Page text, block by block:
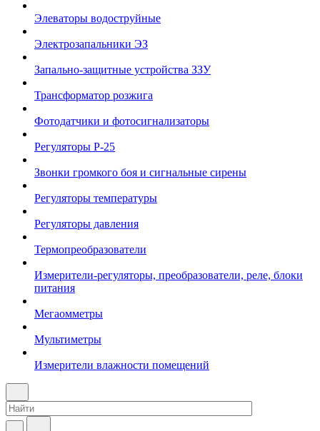
Элеваторы водоструйные
Электрозапальники ЭЗ
Запально-защитные устройства ЗЗУ
Трансформатор розжига
Фотодатчики и фотосигнализаторы
Регуляторы Р-25
Звонки громкого боя и сигнальные сирены
Регуляторы температуры
Регуляторы давления
Термопреобразователи
Измерители-регуляторы, преобразователи, реле, блоки
питания
Мегаомметры
Мультиметры
Измерители влажности помещений